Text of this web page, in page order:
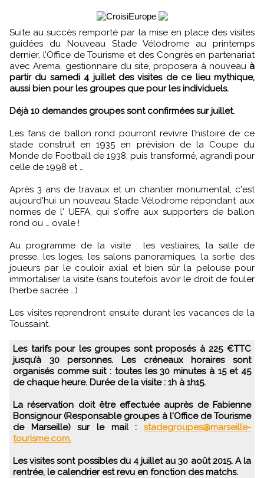
Suite au succès remporté par la mise en place des visites
guidées du Nouveau Stade Vélodrome au printemps
dernier, l’Office de Tourisme et des Congrès en partenariat
avec Arema, gestionnaire du site, proposera à nouveau à
partir du samedi 4 juillet des visites de ce lieu mythique,
aussi bien pour les groupes que pour les individuels.
Déjà 10 demandes groupes sont confirmées sur juillet.
Les fans de ballon rond pourront revivre l’histoire de ce
stade construit en 1935 en prévision de la Coupe du
Monde de Football de 1938, puis transformé, agrandi pour
celle de 1998 et …
Après 3 ans de travaux et un chantier monumental, c'est
aujourd'hui un nouveau Stade Vélodrome répondant aux
normes de l' UEFA, qui s'offre aux supporters de ballon
rond ou … ovale !
Au programme de la visite : les vestiaires, la salle de
presse, les loges, les salons panoramiques, la sortie des
joueurs par le couloir axial et bien sûr la pelouse pour
immortaliser la visite (sans toutefois avoir le droit de fouler
l’herbe sacrée …)
Les visites reprendront ensuite durant les vacances de la
Toussaint.
Les tarifs pour les groupes sont proposés à 225 €TTC
jusqu’à 30 personnes. Les créneaux horaires sont
organisés comme suit : toutes les 30 minutes à 15 et 45
de chaque heure. Durée de la visite : 1h à 1h15.
La réservation doit être effectuée auprès de Fabienne
Bonsignour (Responsable groupes à l'Office de Tourisme
de Marseille) sur le mail :
stadegroupes@marseille-
tourisme.com.
Les visites sont possibles du 4 juillet au 30 août 2015. A la
rentrée, le calendrier est revu en fonction des matchs.